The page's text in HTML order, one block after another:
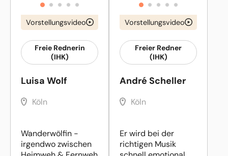
Vorstellungsvideo
Freie Rednerin
(IHK)
Luisa Wolf
Köln
Wanderwölfin -
irgendwo zwischen
Vorstellungsvideo
Freier Redner
(IHK)
André Scheller
Köln
Er wird bei der
richtigen Musik